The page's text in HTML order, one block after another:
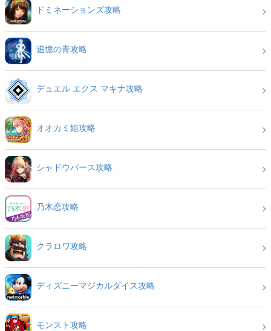
ドミネーションズ攻略
追憶の青攻略
デュエル エクス マキナ攻略
オオカミ姫攻略
シャドウバース攻略
乃木恋攻略
クラロワ攻略
ディズニーマジカルダイス攻略
モンスト攻略